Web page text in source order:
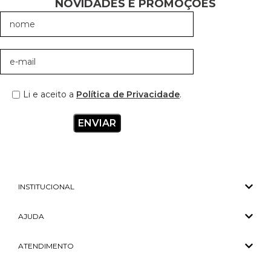
NOVIDADES E PROMOÇÕES
Li e aceito a Política de Privacidade.
INSTITUCIONAL
AJUDA
ATENDIMENTO